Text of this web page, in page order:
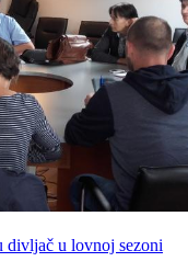
divljač u lovnoj sezoni